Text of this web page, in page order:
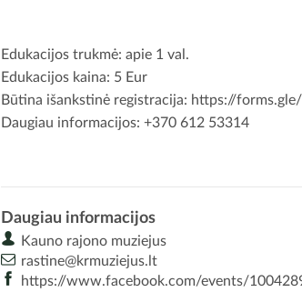
Edukacijos trukmė: apie 1 val.
Edukacijos kaina: 5 Eur
Būtina išankstinė registracija: https://
Daugiau informacijos: +370 612 53314
Daugiau informacijos
Kauno rajono muziejus
rastine@krmuziejus.lt
https://www.facebook.com/events/